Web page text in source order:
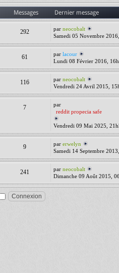
Messages Dernier message
292 parneocobalt
Samedi 05 Novembre
61 parlacour
Lundi 08 Février 2016,
116 parneocobalt
Vendredi 24 Avril 2015,
7
par
reddit propecia safe
Vendredi 09 Mai 2025,
9 parerwelyn
Samedi 14 Septembre
241 parneocobalt
Dimanche 09 Août 2015,